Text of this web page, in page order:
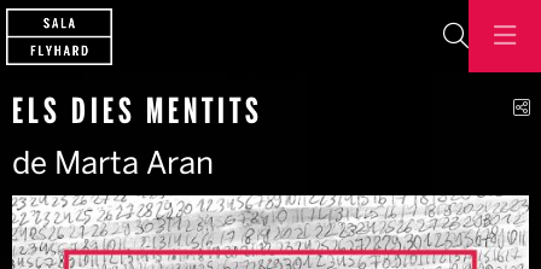
ELS DIES MENTITS
de Marta Aran